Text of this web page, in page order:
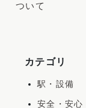
ついて
カテゴリ
駅・設備
安全・安心